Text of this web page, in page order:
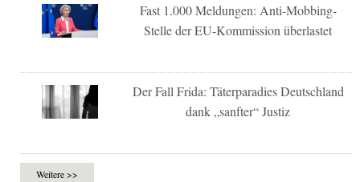
Fast 1.000 Meldungen: Anti-Mobbing-
Stelle der EU-Kommission überlastet
Der Fall Frida: Täterparadies Deutschland
dank „sanfter“ Justiz
Weitere >>